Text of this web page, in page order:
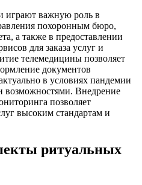
играют важную роль в
похоронным бюро,
а также в предоставлении
для заказа услуг и
телемедицины позволяет
документов
в условиях пандемии
возможностями. Внедрение
позволяет
высоким стандартам и
ритуальных